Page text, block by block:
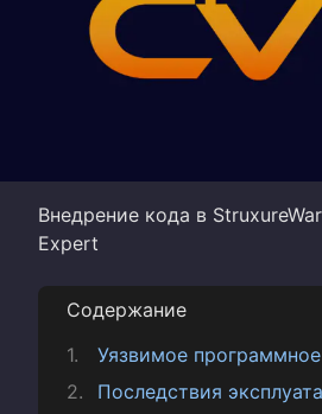
Внедрение кода в
Expert
Содержание
Уязвимое
Последствия